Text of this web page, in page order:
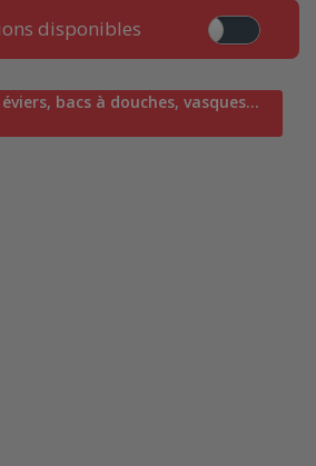
disponibles
éviers, bacs à douches, vasques…